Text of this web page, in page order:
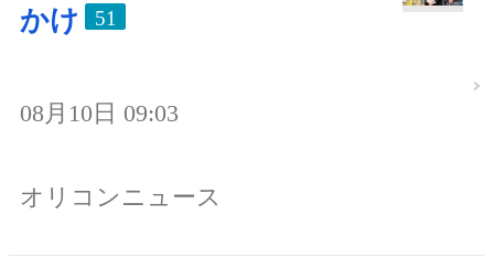
かけ
51
08月10日 09:03
オリコンニュース